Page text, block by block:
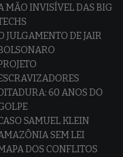
MÃO INVISÍVEL DAS BIG
JULGAMENTO DE JAIR
60 ANOS DO
SAMUEL KLEIN
SEM LEI
DOS CONFLITOS